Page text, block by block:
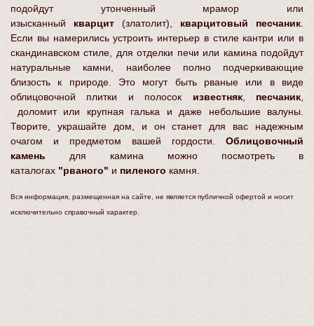
подойдут утонченный мрамор или
изысканный кварцит (златолит), кварцитовый песчаник
Если вы намерились устроить интерьер в стиле кантри или в
скандинавском стиле, для отделки печи или камина подойдут
натуральные камни, наиболее полно подчеркивающие
близость к природе. Это могут быть рваные или в виде
облицовочной плитки и полосок известняк, песчаник
доломит или крупная галька и даже небольшие валуны.
Творите, украшайте дом, и он станет для вас надежным
очагом и предметом вашей гордости. Облицовочный
камень для камина можно посмотреть в
каталогах "рваного" и пиленого камня.
Вся информация, размещенная на сайте, не является публичной офертой и носит
исключительно справочный характер.